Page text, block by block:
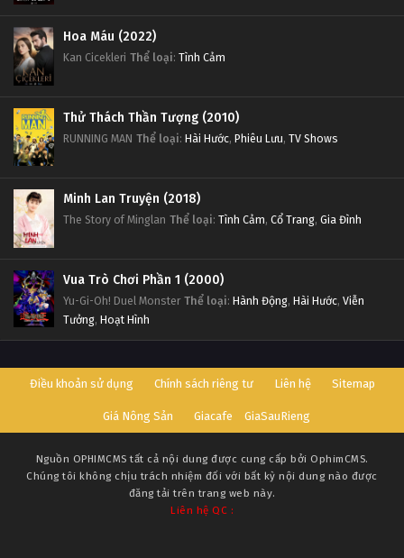
Hoa Máu (2022)
Kan Cicekleri Thể loại: Tình Cảm
Thử Thách Thần Tượng (2010)
RUNNING MAN Thể loại: Hài Hước, Phiêu Lưu, TV Shows
Minh Lan Truyện (2018)
The Story of Minglan Thể loại: Tình Cảm, Cổ Trang, Gia Đình
Vua Trò Chơi Phần 1 (2000)
Yu-Gi-Oh! Duel Monster Thể loại: Hành Động, Hài Hước, Viễn
Tưởng, Hoạt Hình
Điều khoản sử dụng Chính sách riêng tư Liên hệ Sitemap
Giá Nông Sản Giacafe GiaSauRieng
Nguồn OPHIMCMS tất cả nội dung được cung cấp bởi OphimCMS.
Chúng tôi không chịu trách nhiệm đối với bất kỳ nội dung nào được
đăng tải trên trang web này.
Liên hệ QC :